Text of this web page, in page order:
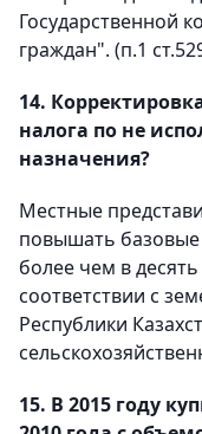
Государственной
граждан". (п.1
14.
налога по не
назначения?
Местные
повышать базовые
более чем в
соответствии с
Республики
15. В 2015 году